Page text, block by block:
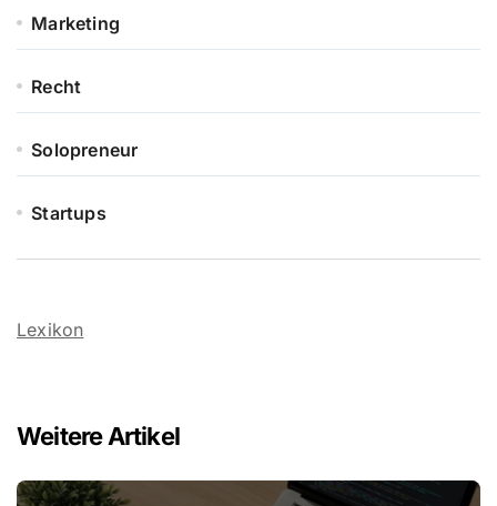
Marketing
Recht
Solopreneur
Startups
Lexikon
Weitere Artikel